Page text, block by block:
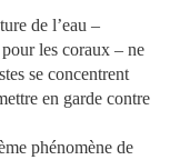
de l’eau –
les coraux – ne
se concentrent
en garde contre
phénomène de